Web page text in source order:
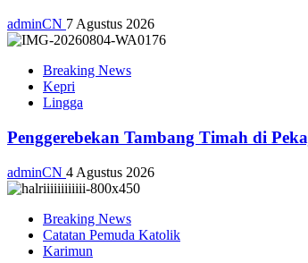
adminCN 7 Agustus 2026
Breaking News
Kepri
Lingga
Penggerebekan Tambang Timah di
adminCN 4 Agustus 2026
Breaking News
Catatan Pemuda Katolik
Karimun